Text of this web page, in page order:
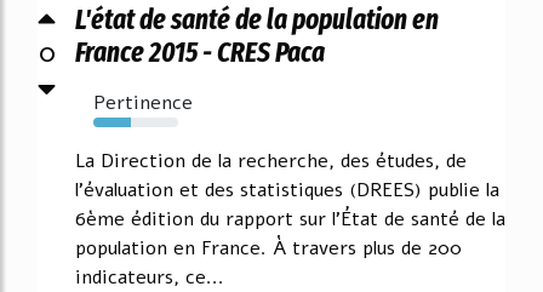
0
L'état de santé de la population en
France 2015 - CRES Paca
Pertinence
44%
La Direction de la recherche, des études, de
l'évaluation et des statistiques (DREES) publie la
6ème édition du rapport sur l'État de santé de la
population en France. À travers plus de 200
indicateurs, ce...